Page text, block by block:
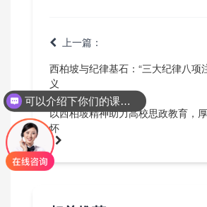
上一篇：
西柏坡与纪律基石：“三大纪律八项
义
下一篇：
以西柏坡精神助力高校思政教育，
怀
可以介绍下你们的课程吗？